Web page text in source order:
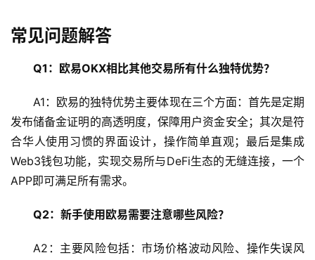
常见问题解答
Q1：欧易OKX相比其他交易所有什么独特优势？
A1：欧易的独特优势主要体现在三个方面：首先是定期
发布储备金证明的高透明度，保障用户资金安全；其次是符
合华人使用习惯的界面设计，操作简单直观；最后是集成
Web3钱包功能，实现交易所与DeFi生态的无缝连接，一个
APP即可满足所有需求。
Q2：新手使用欧易需要注意哪些风险？
A2：主要风险包括：市场价格波动风险、操作失误风